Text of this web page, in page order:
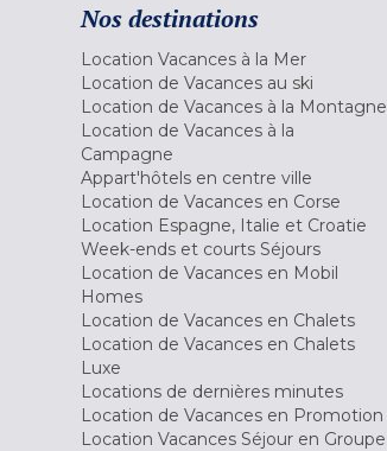
Nos destinations
Location Vacances à la Mer
Location de Vacances au ski
Location de Vacances à la Montagne
Location de Vacances à la
Campagne
Appart'hôtels en centre ville
Location de Vacances en Corse
Location Espagne, Italie et Croatie
Week-ends et courts Séjours
Location de Vacances en Mobil
Homes
Location de Vacances en Chalets
Location de Vacances en Chalets
Luxe
Locations de dernières minutes
Location de Vacances en Promotion
Location Vacances Séjour en Groupe